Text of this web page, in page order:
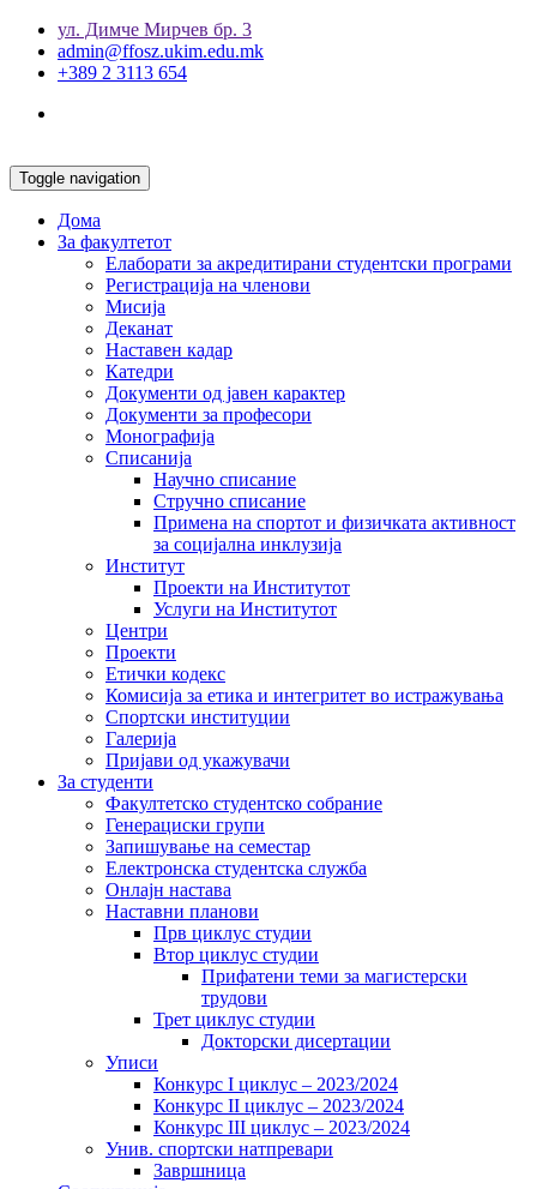
ул. Димче Мирчев бр. 3
admin@ffosz.ukim.edu.mk
+389 2 3113 654
Toggle navigation
Дома
За факултетот
Елаборати за акредитирани студентски програми
Регистрација на членови
Мисија
Деканат
Наставен кадар
Катедри
Документи од јавен карактер
Документи за професори
Монографија
Списанија
Научно списание
Стручно списание
Примена на спортот и физичката активност
за социјална инклузија
Институт
Проекти на Институтот
Услуги на Институтот
Центри
Проекти
Етички кодекс
Комисија за етика и интегритет во истражувања
Спортски институции
Галерија
Пријави од укажувачи
За студенти
Факултетско студентско собрание
Генерациски групи
Запишување на семестар
Електронска студентска служба
Онлајн настава
Наставни планови
Прв циклус студии
Втор циклус студии
Прифатени теми за магистерски
трудови
Трет циклус студии
Докторски дисертации
Уписи
Конкурс I циклус – 2023/2024
Конкурс II циклус – 2023/2024
Конкурс III циклус – 2023/2024
Унив. спортски натпревари
Завршница